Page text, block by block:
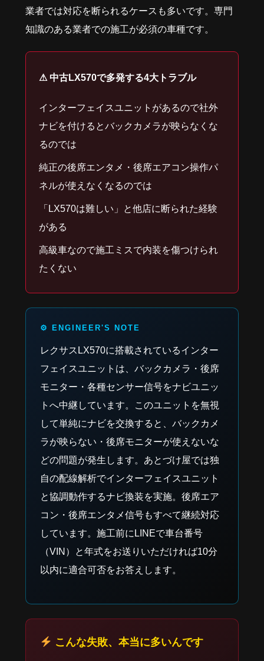
業者では対応を断られるケースも多いです。専門
知識のある業者での施工が必須の車種です。
⚠ 中古LX570で多発する4大トラブル
インターフェイスユニットがあるので社外
ナビを付けるとバックカメラが映らなくな
るのでは
純正の後席エンタメ・後席エアコン操作パ
ネルが使えなくなるのでは
「LX570は難しい」と他店に断られた経験
がある
高級車なので施工ミスで内装を傷つけられ
たくない
レクサスLX570に搭載されているインター
フェイスユニットは、バックカメラ・後席
モニター・各種センサー信号をナビユニッ
トへ中継しています。このユニットを無視
して単純にナビを交換すると、バックカメ
ラが映らない・後席モニターが使えないな
どの問題が発生します。あとづけ屋では独
自の配線解析でインターフェイスユニット
と協調動作するナビ換装を実施。後席エア
コン・後席エンタメ信号もすべて継続対応
しています。施工前にLINEで車台番号
（VIN）と年式をお送りいただければ10分
以内に適合可否をお答えします。
こんな失敗、本当に多いんです